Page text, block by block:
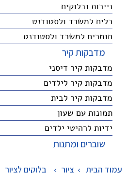
ניירות ובלוקים
כלים למשרד ולסטודנט
חומרים למשרד ולסטודנט
מדבקות קיר
מדבקות קיר דיסני
מדבקות קיר לילדים
מדבקות קיר לבית
תמונות עם שעון
ידיות לרהיטי ילדים
שוברים ומתנות
עמוד הבית ציור > בלוקים לציור